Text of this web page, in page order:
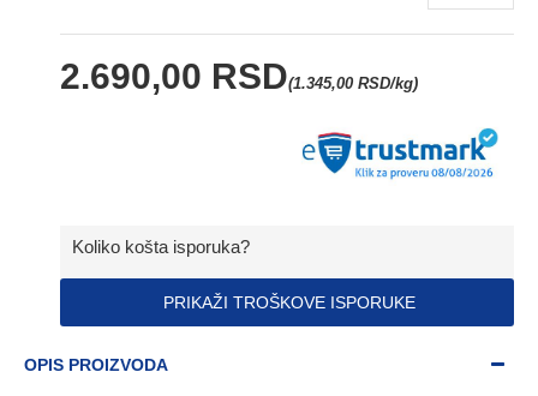
2.690,00 RSD(1.345,00 RSD/kg)
Koliko košta isporuka?
PRIKAŽI TROŠKOVE ISPORUKE
OPIS PROIZVODA